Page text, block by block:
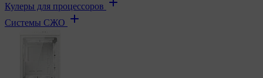
Кулеры для процессоров
Системы СЖО